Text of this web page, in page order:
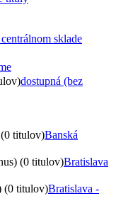
sklade
dostupná (bez
titulov)Banská
(0 titulov)Bratislava
(0 titulov)Bratislava -